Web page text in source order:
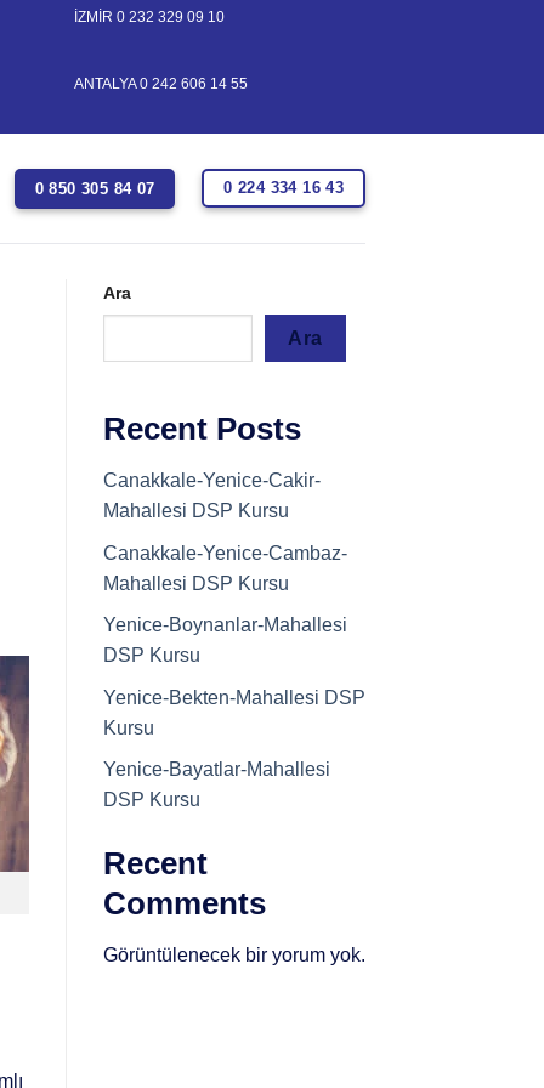
İZMİR 0 232 329 09 10
ANTALYA0 242 606 14 55
0 850 305 84 07 0 224 334 16 43
Ara
Ara
Recent Posts
Canakkale-Yenice-Cakir-
Mahallesi DSP Kursu
Canakkale-Yenice-Cambaz-
Mahallesi DSP Kursu
Yenice-Boynanlar-Mahallesi
DSP Kursu
Yenice-Bekten-Mahallesi DSP
Kursu
Yenice-Bayatlar-Mahallesi
DSP Kursu
Recent
Comments
Görüntülenecek bir yorum yok.